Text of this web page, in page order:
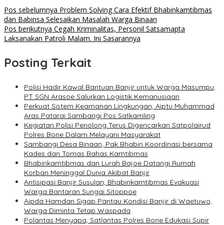
Pos sebelumnya Problem Solving Cara Efektif Bhabinkamtibmas
dan Babinsa Selesaikan Masalah Warga Binaan
Pos berikutnya Cegah Kriminalitas, Personil Satsamapta
Laksanakan Patroli Malam. Ini Sasarannya
Posting Terkait
Polisi Hadir Kawal Bantuan Banjir untuk Warga Masumpu,
PT SGN Arasoe Salurkan Logistik Kemanusiaan
Perkuat Sistem Keamanan Lingkungan, Aiptu Muhammad
Aras Patarai Sambangi Pos Satkamling
Kegiatan Polisi Penolong Terus Digencarkan Satpolairud
Polres Bone Dalam Melayani Masyarakat
Sambangi Desa Binaan, Pak Bhabin Koordinasi bersama
Kades dan Tomas Bahas Kamtibmas
Bhabinkamtibmas dan Lurah Bajoe Datangi Rumah
Korban Meninggal Dunia Akibat Banjir
Antisipasi Banjir Susulan, Bhabinkamtibmas Evakuasi
Warga Bantaran Sungai Sitoppoe
Aipda Hamdan Sigap Pantau Kondisi Banjir di Waetuwo,
Warga Diminta Tetap Waspada
Polantas Menyapa, Satlantas Polres Bone Edukasi Supir